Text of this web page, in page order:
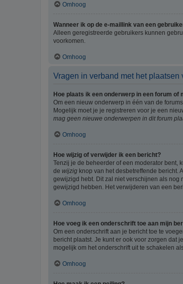
Omhoog
Wanneer ik op de e-maillink van een
Alleen geregistreerde gebruikers kunnen
voorkomen.
Omhoog
Vragen in verband met het plaatsen
Hoe plaats ik een onderwerp in een forum of
Om een nieuw onderwerp in één van de
Mogelijk moet je je registreren voor je een
mag geen nieuwe onderwerpen in dit forum
Omhoog
Hoe wijzig of verwijder ik een bericht?
Tenzij je de beheerder of een moderator bent,
de wijzig knop van het desbetreffende bericht.
gewijzigd hebt. Dit zal niet verschijnen als
gewijzigd hebben. Het verwijderen van een
Omhoog
Hoe voeg ik een onderschrift toe aan mijn
Om een onderschrift aan je bericht toe te
bericht plaatst. Je kunt er ook voor zorgen dat
mogelijk om het onderschrift uit te schakelen
Omhoog